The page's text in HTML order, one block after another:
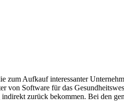
zum Aufkauf interessanter
von Software für das
zurück bekommen. Bei den